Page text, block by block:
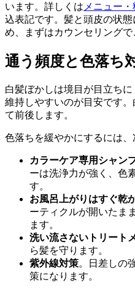
います。詳しくは メニュー・
込表記です。髪と頭皮の状
め、まずはカウンセリングで
通う頻度と色落ち
白髪ぼかしは境目が目立ちに
維持しやすいのが目安です
て前後します。
色落ちを緩やかにするには、
カラーケア専用シャン
ーは洗浄力が強く、色
す。
お風呂上がりはすぐ乾
ーティクルが開いたま
ます。
洗い流さないトリート
ら髪を守ります。
紫外線対策。日差しの
策になります。